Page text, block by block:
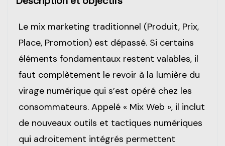
Le mix marketing traditionnel (Produit, Prix,
Place, Promotion) est dépassé. Si certains
éléments fondamentaux restent valables, il
faut complètement le revoir à la lumière du
virage numérique qui s’est opéré chez les
consommateurs. Appelé « Mix Web », il inclut
de nouveaux outils et tactiques numériques
qui adroitement intégrés permettent